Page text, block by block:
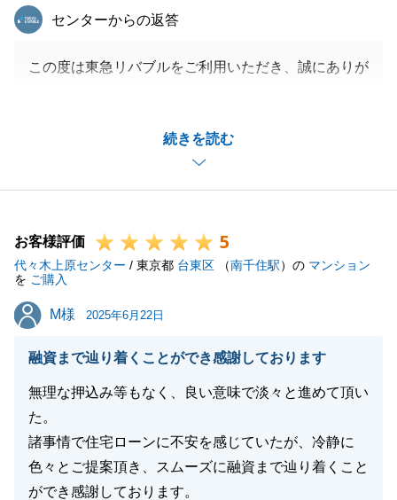
続きを読む
東急リバブル
センターからの返答
この度は東急リバブルをご利用いただき、誠にありが
R様のご協力があり、手続き等順調に進み、ご成約に
至ることができました。
だけますと幸いです。
今後ともどうぞよろしくお願いいたします。
お客様評価 5
代々木上原センター / 東京都 台東区 （南千住駅）の マンション
を ご購入
M様
M様 2025年6月22日
融資まで辿り着くことができ感謝しております
無理な押込み等もなく、良い意味で淡々と進めて頂い
た。
諸事情で住宅ローンに不安を感じていたが、冷静に
色々とご提案頂き、スムーズに融資まで辿り着くこと
ができ感謝しております。